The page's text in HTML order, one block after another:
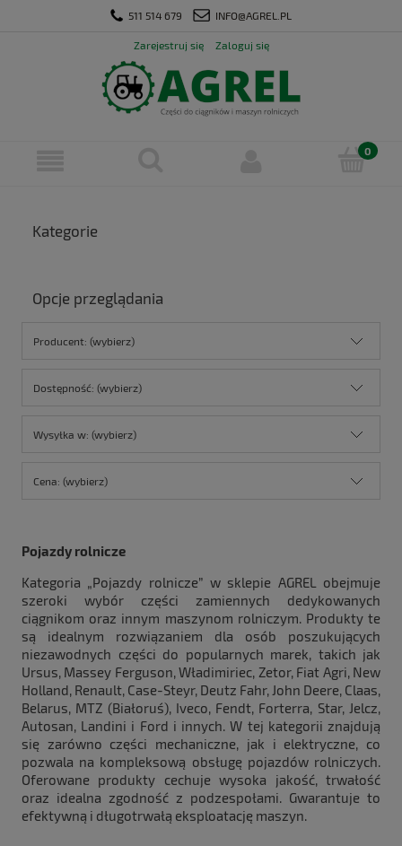
511 514 679 INFO@AGREL.PL
Zarejestruj się Zaloguj się
Kategorie
Opcje przeglądania
Producent: (wybierz)
Dostępność: (wybierz)
Wysyłka w: (wybierz)
Cena: (wybierz)
Pojazdy rolnicze
Kategoria „Pojazdy rolnicze” w sklepie AGREL obejmuje
szeroki wybór części zamiennych dedykowanych
ciągnikom oraz innym maszynom rolniczym. Produkty te
są idealnym rozwiązaniem dla osób poszukujących
niezawodnych części do popularnych marek, takich jak
Ursus, Massey Ferguson, Władimiriec, Zetor, Fiat Agri, New
Holland, Renault, Case-Steyr, Deutz Fahr, John Deere, Claas,
Belarus, MTZ (Białoruś), Iveco, Fendt, Forterra, Star, Jelcz,
Autosan, Landini i Ford i innych. W tej kategorii znajdują
się zarówno części mechaniczne, jak i elektryczne, co
pozwala na kompleksową obsługę pojazdów rolniczych.
Oferowane produkty cechuje wysoka jakość, trwałość
oraz idealna zgodność z podzespołami. Gwarantuje to
efektywną i długotrwałą eksploatację maszyn.